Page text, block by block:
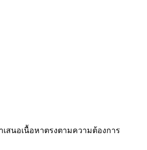
สนอเนื้อหาตรงตามความต้องการ